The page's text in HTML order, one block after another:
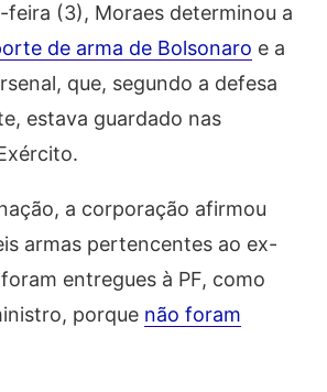
feira (3), Moraes determinou a
de arma de Bolsonaro e a
que, segundo a defesa
estava guardado nas
a corporação afirmou
armas pertencentes ao ex-
entregues à PF, como
porque não foram